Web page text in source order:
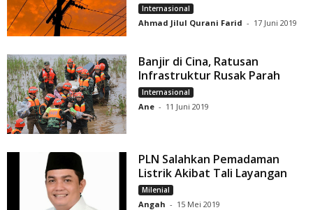
Internasional
Ahmad Jilul Qurani Farid - 17 Juni 2019
Banjir di Cina, Ratusan
Infrastruktur Rusak Parah
Internasional
Ane - 11 Juni 2019
PLN Salahkan Pemadaman
Listrik Akibat Tali Layangan
Milenial
Angah - 15 Mei 2019